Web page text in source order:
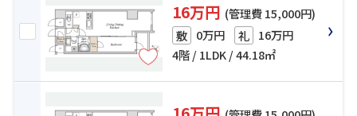
16万円 (管理費 15,000円)
敷 0万円 礼 16万円
4階 / 1LDK / 44.18㎡